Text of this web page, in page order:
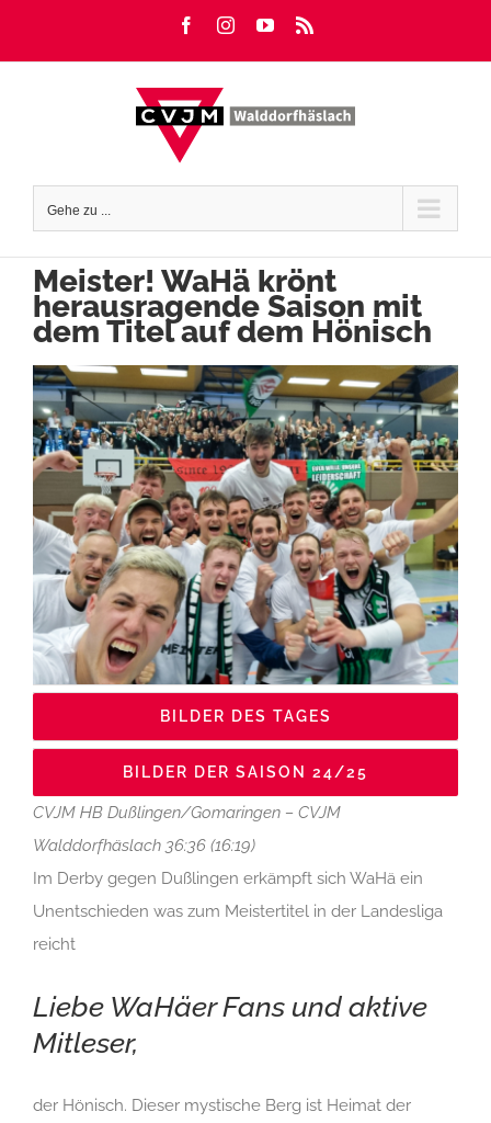
FacebookInstagramYouTube
Gehe zu ...
Meister! WaHä krönt
herausragende Saison mit
dem Titel auf dem Hönisch
BILDER DES TAGES
BILDER DER SAISON 24/25
CVJM HB Dußlingen/Gomaringen – CVJM
Walddorfhäslach 36:36 (16:19)
Im Derby gegen Dußlingen erkämpft sich WaHä ein
Unentschieden was zum Meistertitel in der Landesliga
reicht
Liebe WaHäer Fans und aktive
Mitleser,
der Hönisch. Dieser mystische Berg ist Heimat der